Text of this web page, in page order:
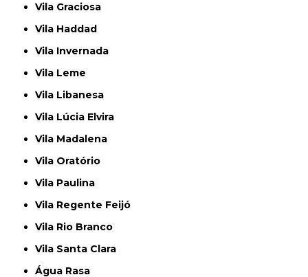
Vila Graciosa
Vila Haddad
Vila Invernada
Vila Leme
Vila Libanesa
Vila Lúcia Elvira
Vila Madalena
Vila Oratório
Vila Paulina
Vila Regente Feijó
Vila Rio Branco
Vila Santa Clara
Água Rasa